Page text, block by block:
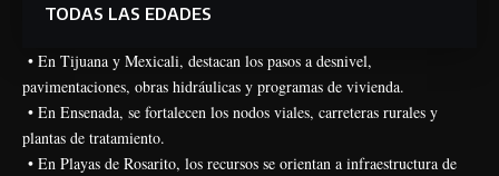
TODAS LAS EDADES
• En Tijuana y Mexicali, destacan los pasos a desnivel,
pavimentaciones, obras hidráulicas y programas de vivienda.
• En Ensenada, se fortalecen los nodos viales, carreteras rurales y
plantas de tratamiento.
• En Playas de Rosarito, los recursos se orientan a infraestructura de